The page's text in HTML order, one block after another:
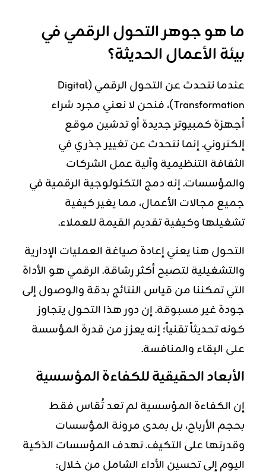
ما هو جوهر التحول الرقمي في
بيئة الأعمال الحديثة؟
عندما نتحدث عن التحول الرقمي (Digital
Transformation)، فنحن لا نعني مجرد شراء
أجهزة كمبيوتر جديدة أو تدشين موقع
إلكتروني. إنما نتحدث عن تغيير جذري في
الثقافة التنظيمية وآلية عمل الشركات
والمؤسسات. إنه دمج التكنولوجية الرقمية في
جميع مجالات الأعمال، مما يغير كيفية
تشغيلها وكيفية تقديم القيمة للعملاء.
التحول هنا يعني إعادة صياغة العمليات الإدارية
والتشغيلية لتصبح أكثر رشاقة. الرقمي هو الأداة
التي تمكننا من قياس النتائج بدقة والوصول إلى
جودة غير مسبوقة. إن دور هذا التحول يتجاوز
كونه تحديثاً تقنياً؛ إنه يعزز من قدرة المؤسسة
على البقاء والمنافسة.
الأبعاد الحقيقية للكفاءة المؤسسية
إن الكفاءة المؤسسية لم تعد تُقاس فقط
بحجم الأرباح، بل بمدى مرونة المؤسسات
وقدرتها على التكيف. تهدف المؤسسات الذكية
اليوم إلى تحسين الأداء الشامل من خلال: